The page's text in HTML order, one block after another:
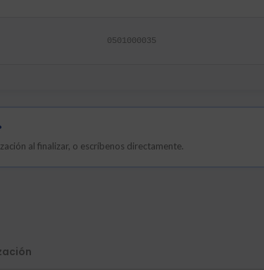
0501000035
al finalizar, o escríbenos directamente.